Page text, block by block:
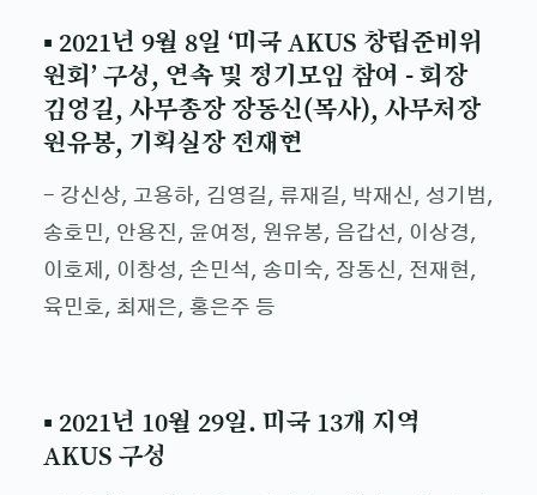
▪ 2021년 9월 8일 ‘미국 AKUS 창립준비위
원회’ 구성, 연속 및 정기모임 참여 - 회장
김영길, 사무총장 장동신(목사), 사무처장
원유봉, 기획실장 전재현
- 강신상, 고용하, 김영길, 류재길, 박재신, 성기범,
송호민, 안용진, 윤여정, 원유봉, 음갑선, 이상경,
이호제, 이창성, 손민석, 송미숙, 장동신, 전재현,
육민호, 최재은, 홍은주 등
▪ 2021년 10월 29일. 미국 13개 지역
AKUS 구성